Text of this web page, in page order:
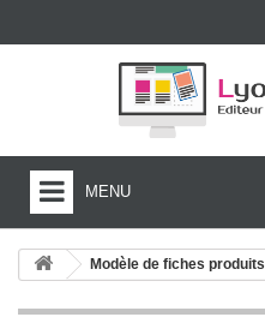
MENU
HOME
Modèle de fiches produits